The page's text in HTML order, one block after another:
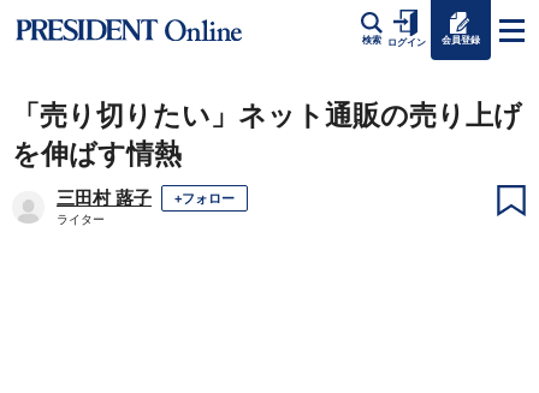
検索 ログイン 会員登録
「売り切りたい」ネット通販の売り上げ
を伸ばす情熱
三田村 蕗子 +フォロー
ライター